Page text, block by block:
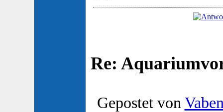
Re:
Gepostet von